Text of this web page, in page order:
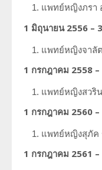
แพทย์หญิงภรา
1 มิถุนายน 2556 –
แพทย์หญิงจาลั
1 กรกฎาคม 2558
แพทย์หญิงสวริ
1 กรกฎาคม 2560
แพทย์หญิงสุภัค
1 กรกฎาคม 2561